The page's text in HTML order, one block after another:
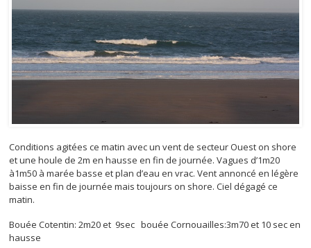
Conditions agitées ce matin avec un vent de secteur Ouest on shore
et une houle de 2m en hausse en fin de journée. Vagues d’1m20
à1m50 à marée basse et plan d’eau en vrac. Vent annoncé en légère
baisse en fin de journée mais toujours on shore. Ciel dégagé ce
matin.
Bouée Cotentin: 2m20 et 9sec bouée Cornouailles:3m70 et 10 sec en
hausse